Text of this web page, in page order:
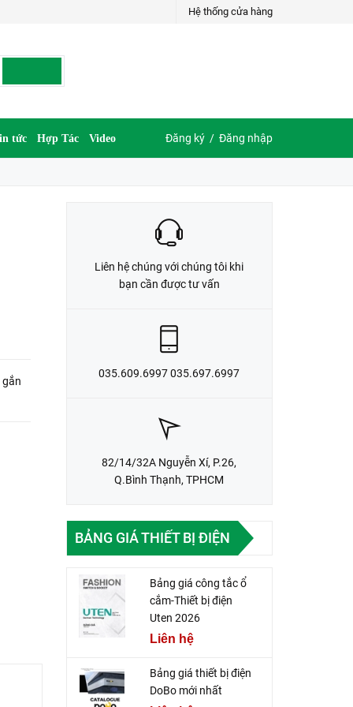
Hệ thống cửa hàng
tức Hợp Tác Video Đăng ký / Đăng nhập
gắn
LIÊN HỆ ĐẶT HÀNG
Liên hệ chúng với chúng tôi khi
bạn cần được tư vấn
035.609.6997 035.697.6997
82/14/32A Nguyễn Xí, P.26,
Q.Bình Thạnh, TPHCM
BẢNG GIÁ THIẾT BỊ ĐIỆN
Bảng giá công tắc ổ
cắm-Thiết bị điện
Uten 2026
Liên hệ
Bảng giá thiết bị điện
DoBo mới nhất